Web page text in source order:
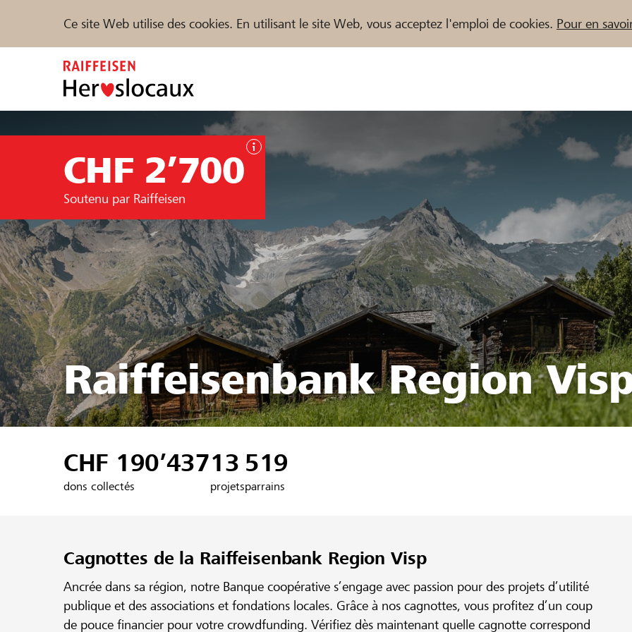
Ce site Web utilise des cookies. En utilisant le site Web, vous acceptez l'emploi de cookies. Pour en
Soutien & assistance
Trouvez des projets et des organisations
DE FR IT
CHF 2’700
Soutenu par Raiffeisen
Raiffeisenbank Region
CHF 190’437
dons collectés
13
projets
519
parrains
Cagnottes de la Raiffeisenbank Region Visp
Ancrée dans sa région, notre Banque coopérative s’engage avec passion pour des projets d’utilité
publique et des associations et fondations locales. Grâce à nos cagnottes, vous profitez d’un coup
de pouce financier pour votre crowdfunding. Vérifiez dès maintenant quelle cagnotte correspond